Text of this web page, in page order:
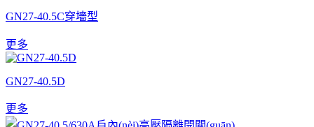
GN27-40.5C穿墻型
更多
GN27-40.5D
更多